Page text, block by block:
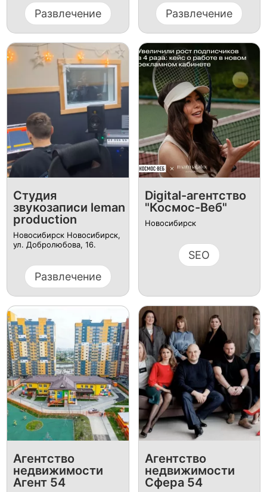
Развлечение Развлечение
Студия
звукозаписи leman
production
Новосибирск Новосибирск,
ул. Добролюбова, 16.
Развлечение
Digital-агентство
"Космос-Веб"
Новосибирск
SEO
Агентство
недвижимости
Агент 54
Агентство
недвижимости
Сфера 54